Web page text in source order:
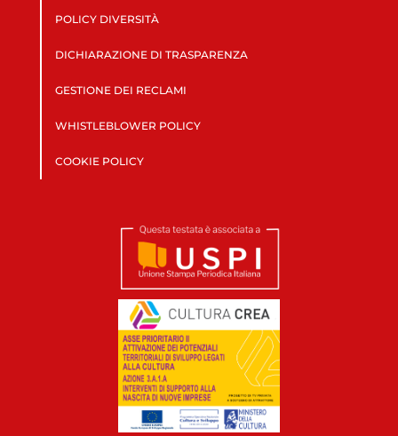
POLICY DIVERSITÀ
DICHIARAZIONE DI TRASPARENZA
GESTIONE DEI RECLAMI
WHISTLEBLOWER POLICY
COOKIE POLICY